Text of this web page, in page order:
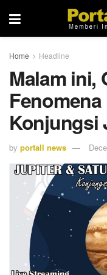
Home Headline
Malam ini,
Konjungsi
by portall news